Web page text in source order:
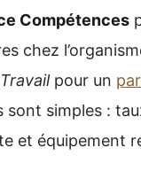
Compétences
chez
pour un
sont simples :
et équipement